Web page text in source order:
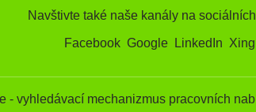
Navštivte také naše kanály na
Facebook Google LinkedIn Xing
- vyhledávací mechanizmus pracovních